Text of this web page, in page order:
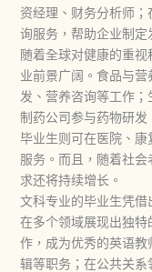
资经理、财务分析师
询服务，帮助企业制定
随着全球对健康的重
业前景广阔。食品与
发、营养咨询等工作；
制药公司参与药物研
毕业生则可在医院、
服务。而且，随着社
求还将持续增长。
文科专业的毕业生凭借
在多个领域展现出独
作，成为优秀的英语
辑等职务；在公共关